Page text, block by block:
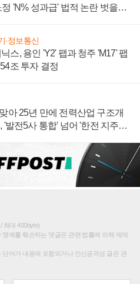
정 'N% 성과급' 법적 논란 벗을지
·정보통신
스, 용인 'Y2' 팹과 청주 'M17' 팹
조 투자 결정
아 25년 만에 전력산업 구조개
'발전5사 통합' 넘어 '한전 지주사'
최대 400byte)
예를 훼손하는 댓글은 관련 법률에 의해 제재
어가 내용에 포함되거나 인신공격성 글은 관